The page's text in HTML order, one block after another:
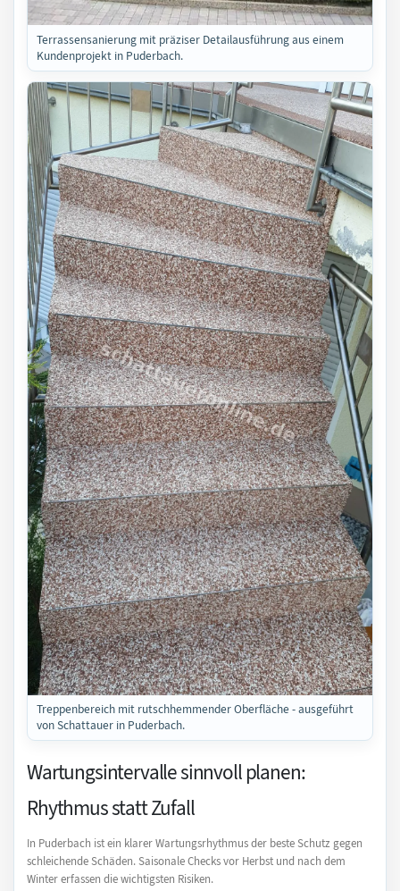
Terrassensanierung mit präziser Detailausführung aus einem
Kundenprojekt in Puderbach.
Treppenbereich mit rutschhemmender Oberfläche - ausgeführt
von Schattauer in Puderbach.
Wartungsintervalle sinnvoll planen:
Rhythmus statt Zufall
In Puderbach ist ein klarer Wartungsrhythmus der beste Schutz gegen
schleichende Schäden. Saisonale Checks vor Herbst und nach dem
Winter erfassen die wichtigsten Risiken.